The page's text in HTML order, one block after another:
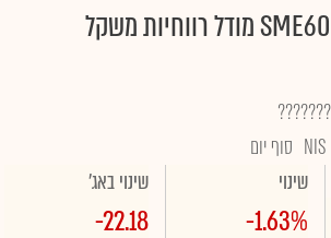
מדד ת"א SME60 מודל רווחיות משקל
NIS סוף יום
שינוי
-1.63%
שינוי באג'
-22.18